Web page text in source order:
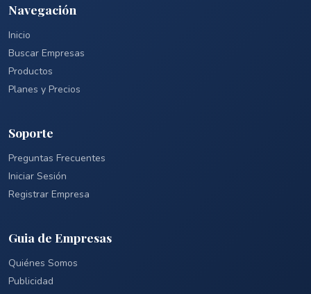
Navegación
Inicio
Buscar Empresas
Productos
Planes y Precios
Soporte
Preguntas Frecuentes
Iniciar Sesión
Registrar Empresa
Guia de Empresas
Quiénes Somos
Publicidad